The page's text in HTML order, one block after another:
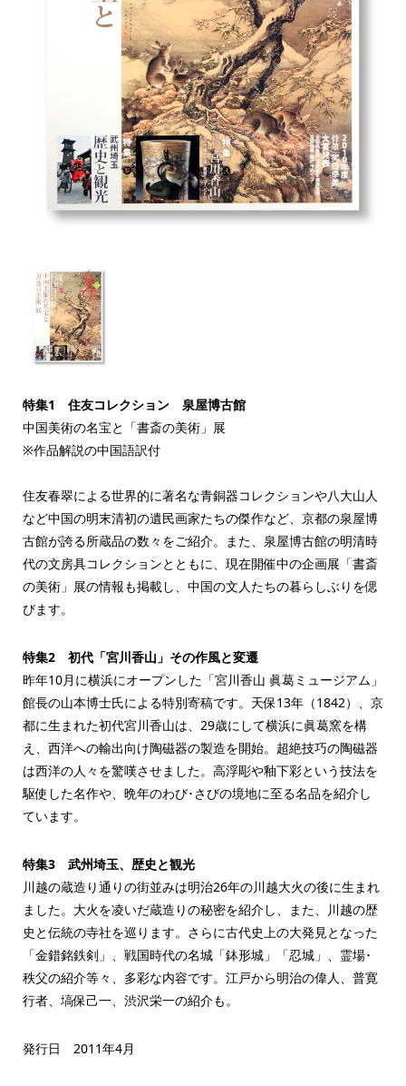
特集1 住友コレクション 泉屋博古館
中国美術の名宝と「書斎の美術」展
※作品解説の中国語訳付
住友春翠による世界的に著名な青銅器コレクションや八大山人
など中国の明末清初の遺民画家たちの傑作など、京都の泉屋博
古館が誇る所蔵品の数々をご紹介。また、泉屋博古館の明清時
代の文房具コレクションとともに、現在開催中の企画展「書斎
の美術」展の情報も掲載し、中国の文人たちの暮らしぶりを偲
びます。
特集2 初代「宮川香山」その作風と変遷
昨年10月に横浜にオープンした「宮川香山 眞葛ミュージアム」
館長の山本博士氏による特別寄稿です。天保13年（1842）、京
都に生まれた初代宮川香山は、29歳にして横浜に眞葛窯を構
え、西洋への輸出向け陶磁器の製造を開始。超絶技巧の陶磁器
は西洋の人々を驚嘆させました。高浮彫や釉下彩という技法を
駆使した名作や、晩年のわび･さびの境地に至る名品を紹介し
ています。
特集3 武州埼玉、歴史と観光
川越の蔵造り通りの街並みは明治26年の川越大火の後に生まれ
ました。大火を凌いだ蔵造りの秘密を紹介し、また、川越の歴
史と伝統の寺社を巡ります。さらに古代史上の大発見となった
「金錯銘鉄剣」、戦国時代の名城「鉢形城」「忍城」、霊場･
秩父の紹介等々、多彩な内容です。江戸から明治の偉人、普寛
行者、塙保己一、渋沢栄一の紹介も。
発行日 2011年4月